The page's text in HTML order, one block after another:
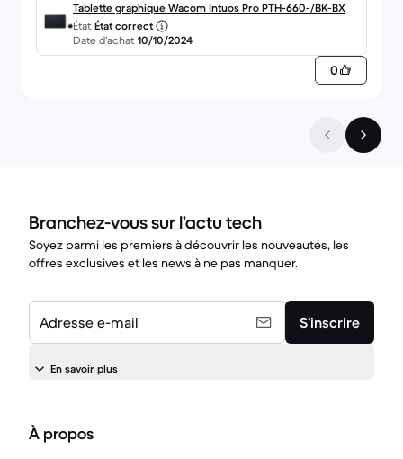
Tablette graphique Wacom Intuos Pro PTH-660-/BK-BX
État État correct
Date d’achat 10/10/2024
0
Branchez-vous sur l’actu tech
Soyez parmi les premiers à découvrir les nouveautés, les
offres exclusives et les news à ne pas manquer.
Adresse e-mail S’inscrire
En savoir plus
À propos